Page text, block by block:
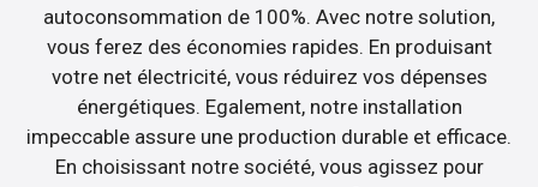
autoconsommation de 100%. Avec notre solution,
vous ferez des économies rapides. En produisant
votre net électricité, vous réduirez vos dépenses
énergétiques. Egalement, notre installation
impeccable assure une production durable et efficace.
En choisissant notre société, vous agissez pour